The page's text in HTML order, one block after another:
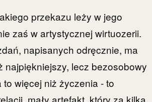
przekazu leży w jego
zaś w artystycznej wirtuozerii.
napisanych odręcznie, ma
najpiękniejszy, lecz bezosobowy
więcej niż życzenia - to
mały artefakt, który za kilka